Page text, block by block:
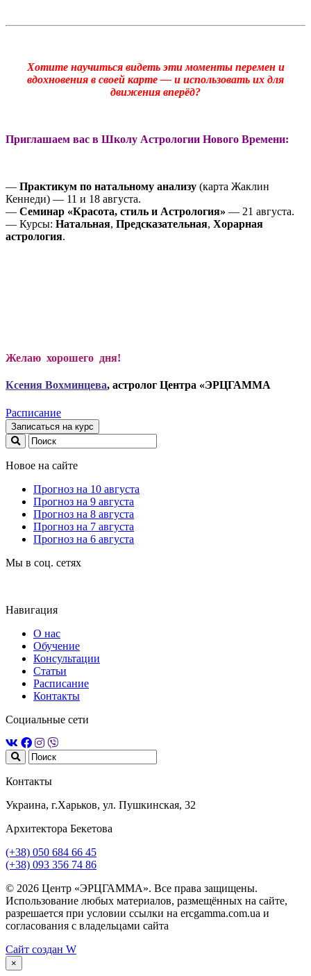
Хотите научиться видеть эти моменты перемен и
вдохновения в своей карте — и использовать их для
движения вперёд?
Приглашаем вас в Школу Астрологии Нового Времени:
— Практикум по натальному анализу (карта Жаклин
Кеннеди) — 11 и 18 августа.
— Семинар «Красота, стиль и Астрология» — 21 августа.
— Курсы: Натальная, Предсказательная, Хорарная
астрология.
Желаю хорошего дня!
Ксения Вохминцева, астролог Центра «ЭРЦГАММА
Расписание
Записаться на курс
Новое на сайте
Прогноз на 10 августа
Прогноз на 9 августа
Прогноз на 8 августа
Прогноз на 7 августа
Прогноз на 6 августа
Мы в соц. сетях
Навигация
О нас
Обучение
Консультации
Статьи
Расписание
Контакты
Социальные сети
Контакты
Украина, г.Харьков, ул. Пушкинская, 32
Архитектора Бекетова
(+38) 050 684 66 45
(+38) 093 356 74 86
© 2026 Центр «ЭРЦГАММА». Все права защищены.
Использование любых материалов, размещённых на сайте,
разрешается при условии ссылки на ercgamma.com.ua и
согласования с владельцами сайта
Сайт создан W
×